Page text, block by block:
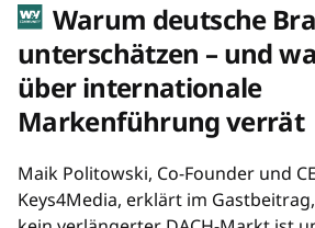
Warum deutsche
unterschätzen – und
über internationale
Markenführung verrät
Maik Politowski, Co-Founder und
Keys4Media, erklärt im